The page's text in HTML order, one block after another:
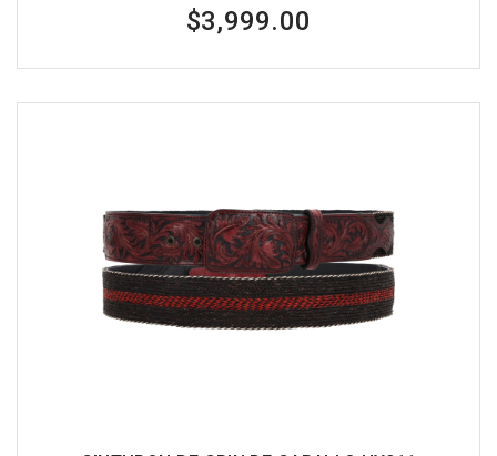
$3,999.00